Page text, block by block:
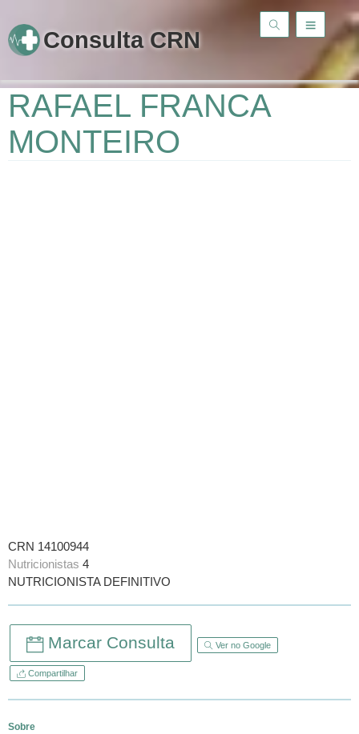
Consulta CRN
RAFAEL FRANCA
MONTEIRO
CRN 14100944
Nutricionistas 4
NUTRICIONISTA DEFINITIVO
Marcar Consulta Ver no Google
Compartilhar
Sobre